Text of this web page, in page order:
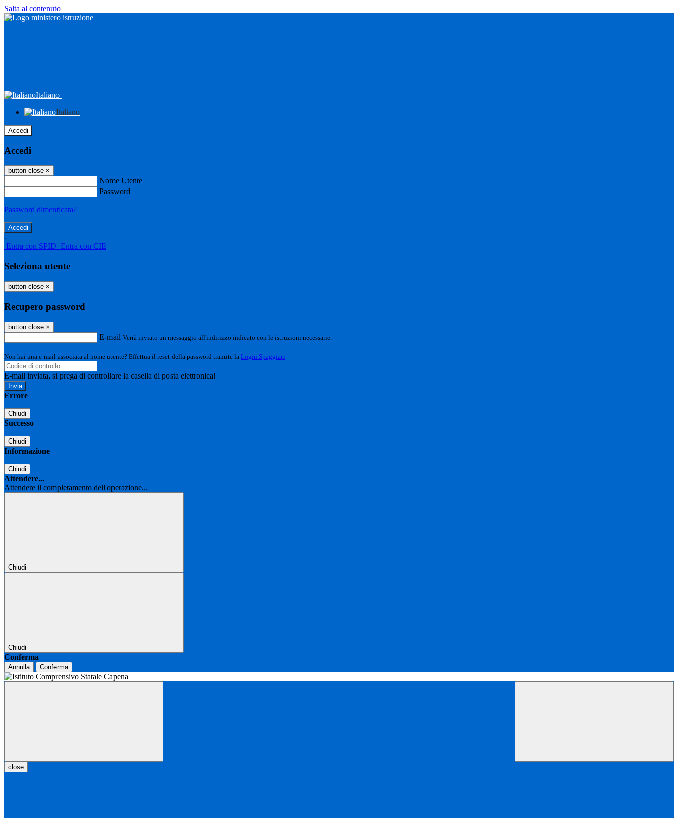
Salta al contenuto
Italiano
Italiano
Accedi
Accedi
button close ×
Nome Utente
Password
Password dimenticata?
-
Entra con SPID Entra con CIE
Seleziona utente
button close ×
Recupero password
button close ×
E-mail Verrà inviato un messaggio all'indirizzo indicato con le istruzioni necessarie.
Non hai una e-mail associata al nome utente? Effettua il reset della password tramite la Login Spaggiari
E-mail inviata, si prega di controllare la casella di posta elettronica!
Errore
Chiudi
Successo
Chiudi
Informazione
Chiudi
Attendere...
Attendere il completamento dell'operazione...
Chiudi
Chiudi
Conferma
Annulla Conferma
close